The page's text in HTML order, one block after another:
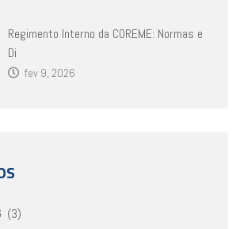
Regimento Interno da COREME: Normas e
Di
fev 9, 2026
(3)